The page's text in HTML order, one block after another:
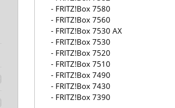
- FRITZ!Box 7580
- FRITZ!Box 7560
- FRITZ!Box 7530 AX
- FRITZ!Box 7530
- FRITZ!Box 7520
- FRITZ!Box 7510
- FRITZ!Box 7490
- FRITZ!Box 7430
- FRITZ!Box 7390